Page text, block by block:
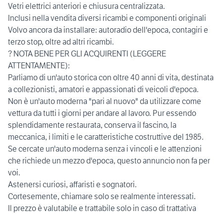
Vetri elettrici anteriori e chiusura centralizzata.
Inclusi nella vendita diversi ricambi e componenti originali
Volvo ancora da installare: autoradio dell'epoca, contagiri e
terzo stop, oltre ad altri ricambi.
? NOTA BENE PER GLI ACQUIRENTI (LEGGERE
ATTENTAMENTE):
Parliamo di un'auto storica con oltre 40 anni di vita, destinata
a collezionisti, amatori e appassionati di veicoli d'epoca.
Non è un'auto moderna "pari al nuovo" da utilizzare come
vettura da tutti i giorni per andare al lavoro. Pur essendo
splendidamente restaurata, conserva il fascino, la
meccanica, i limiti e le caratteristiche costruttive del 1985.
Se cercate un'auto moderna senza i vincoli e le attenzioni
che richiede un mezzo d'epoca, questo annuncio non fa per
voi.
Astenersi curiosi, affaristi e sognatori.
Cortesemente, chiamare solo se realmente interessati.
Il prezzo è valutabile e trattabile solo in caso di trattativa